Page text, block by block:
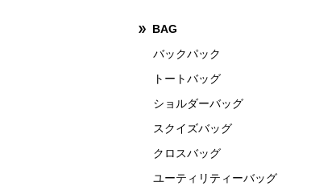
BAG
バックパック
トートバッグ
ショルダーバッグ
スクイズバッグ
クロスバッグ
ユーティリティーバッグ